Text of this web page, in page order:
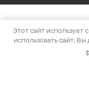
Этот сайт использует
использовать сайт,